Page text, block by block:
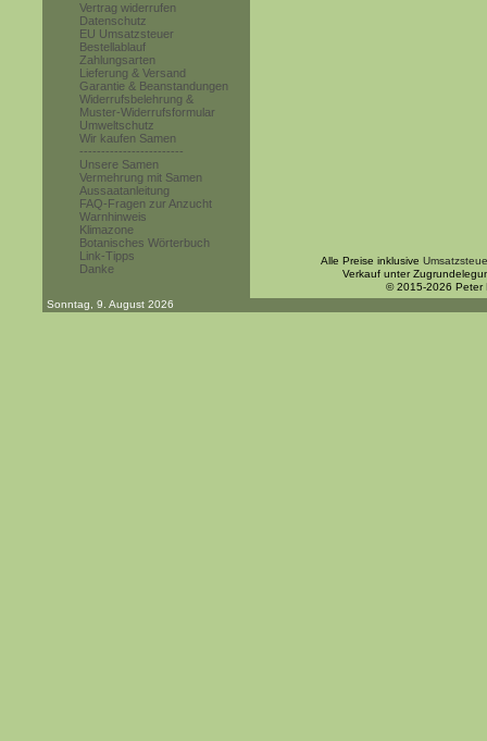
Vertrag widerrufen
Datenschutz
EU Umsatzsteuer
Bestellablauf
Zahlungsarten
Lieferung & Versand
Garantie & Beanstandungen
Widerrufsbelehrung &
Muster-Widerrufsformular
Umweltschutz
Wir kaufen Samen
------------------------
Unsere Samen
Vermehrung mit Samen
Aussaatanleitung
FAQ-Fragen zur Anzucht
Warnhinweis
Klimazone
Botanisches Wörterbuch
Link-Tipps
Danke
Alle Preise inklusive
Verkauf unter
© 2015-2026 Peter
Sonntag, 9. August 2026